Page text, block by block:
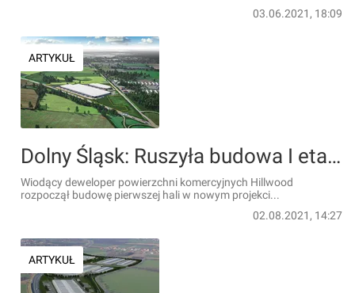
03.06.2021, 18:09
ARTYKUŁ
Dolny Śląsk: Ruszyła budowa I etapu wielkiej inwestycji w Sycowie [WIZUALIZACJE]
Wiodący deweloper powierzchni komercyjnych Hillwood
rozpoczął budowę pierwszej hali w nowym projekci...
02.08.2021, 14:27
ARTYKUŁ